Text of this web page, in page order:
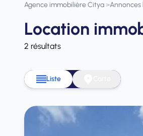
Agence immobilière Citya>
Location
2 résultats
Liste